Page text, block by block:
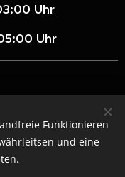
Uhr
Uhr
Funktionieren
und eine